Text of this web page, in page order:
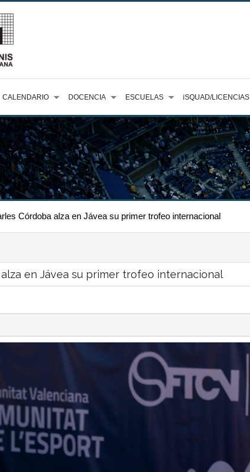
CALENDARIO DOCENCIA ESCUELAS iSQUAD/LICENCIAS
Córdoba alza en Jávea su primer trofeo internacional
en Jávea su primer trofeo internacional